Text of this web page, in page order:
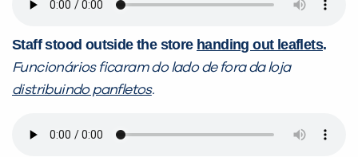
Staff stood outside the store handing out leaflets.
Funcionários ficaram do lado de fora da loja
distribuindo panfletos.